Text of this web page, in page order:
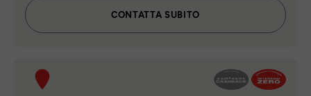
CONTATTA SUBITO